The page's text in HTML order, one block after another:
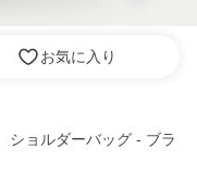
お気に入り
ショルダーバッグ - ブラ